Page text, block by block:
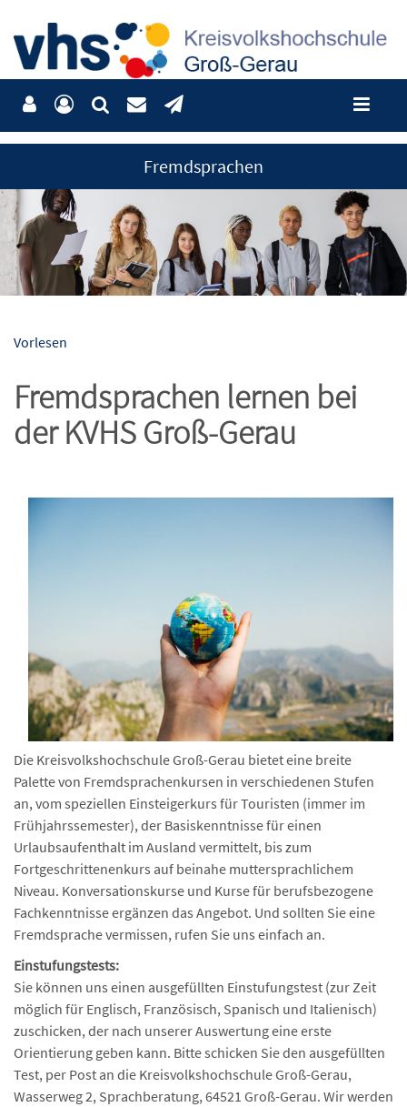
Fremdsprachen
Vorlesen
Fremdsprachen lernen bei
der KVHS Groß-Gerau
Die Kreisvolkshochschule Groß-Gerau bietet eine breite
Palette von Fremdsprachenkursen in verschiedenen Stufen
an, vom speziellen Einsteigerkurs für Touristen (immer im
Frühjahrssemester), der Basiskenntnisse für einen
Urlaubsaufenthalt im Ausland vermittelt, bis zum
Fortgeschrittenenkurs auf beinahe muttersprachlichem
Niveau. Konversationskurse und Kurse für berufsbezogene
Fachkenntnisse ergänzen das Angebot. Und sollten Sie eine
Fremdsprache vermissen, rufen Sie uns einfach an.
Einstufungstests:
Sie können uns einen ausgefüllten Einstufungstest (zur Zeit
möglich für Englisch, Französisch, Spanisch und Italienisch)
zuschicken, der nach unserer Auswertung eine erste
Orientierung geben kann. Bitte schicken Sie den ausgefüllten
Test, per Post an die Kreisvolkshochschule Groß-Gerau,
Wasserweg 2, Sprachberatung, 64521 Groß-Gerau. Wir werden